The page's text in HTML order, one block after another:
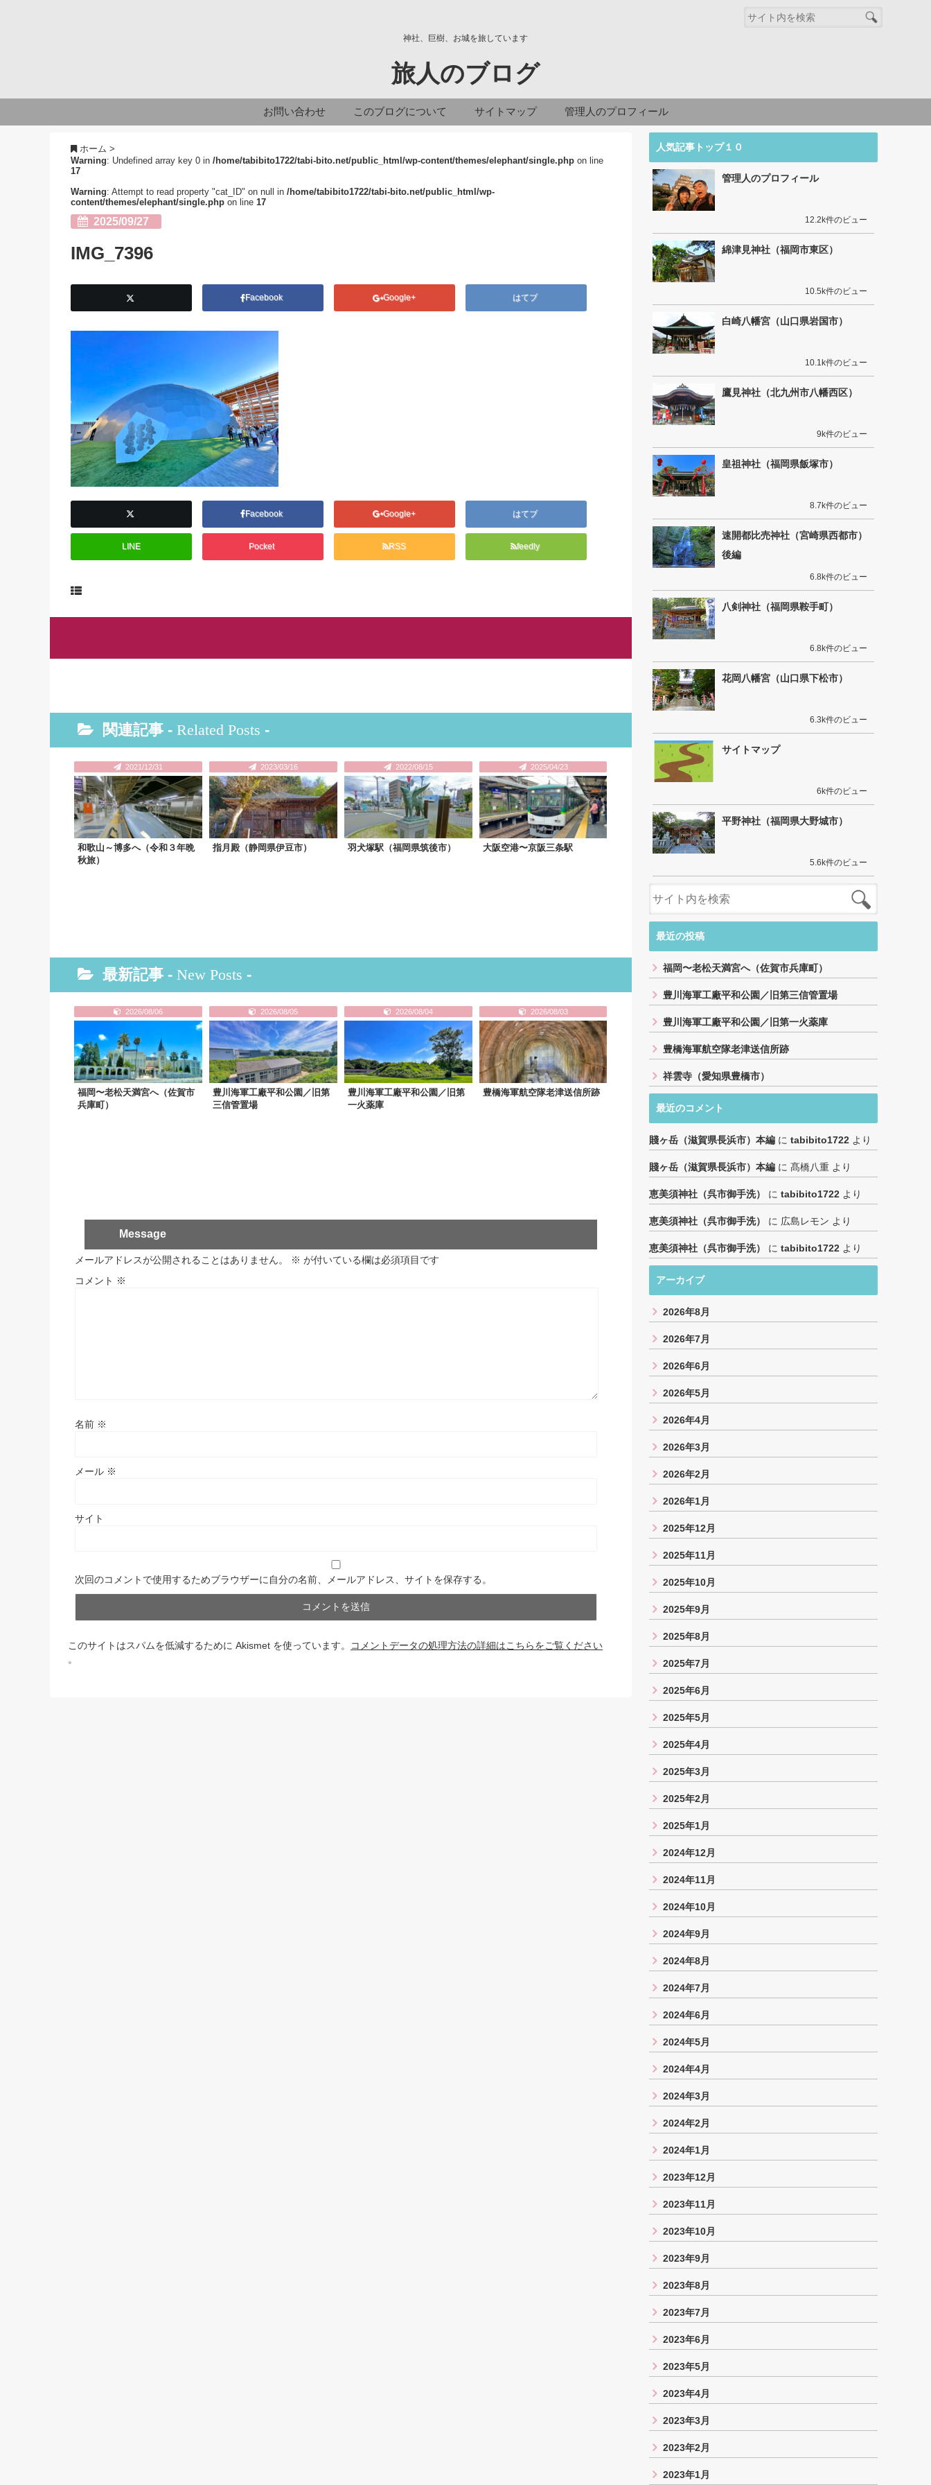
神社、巨樹、お城を旅しています
旅人のブログ
お問い合わせ このブログについて サイトマップ 管理人のプロフィール
ホーム >
Warning: Undefined array key 0 in /home/tabibito1722/tabi-bito.net/public_html/wp-content/themes/elephant/single.php on line
17
Warning: Attempt to read property "cat_ID" on null in /home/tabibito1722/tabi-bito.net/public_html/wp-
content/themes/elephant/single.php on line 17
2025/09/27
IMG_7396
Facebook Google+ はてブ
Facebook Google+ はてブ
LINE Pocket RSS feedly
関連記事 - Related Posts -
2021/12/31
和歌山～博多へ（令和３年晩
秋旅）
2023/03/16
指月殿（静岡県伊豆市）
2022/08/15
羽犬塚駅（福岡県筑後市）
2025/04/23
大阪空港〜京阪三条駅
最新記事 - New Posts -
2026/08/06
福岡〜老松天満宮へ（佐賀市
兵庫町）
2026/08/05
豊川海軍工廠平和公園／旧第
三信管置場
2026/08/04
豊川海軍工廠平和公園／旧第
一火薬庫
2026/08/03
豊橋海軍航空隊老津送信所跡
Message
メールアドレスが公開されることはありません。 ※ が付いている欄は必須項目です
コメント ※
名前 ※
メール ※
サイト
次回のコメントで使用するためブラウザーに自分の名前、メールアドレス、サイトを保存する。
このサイトはスパムを低減するために Akismet を使っています。
コメントデータの処理方法の詳細はこちらをご覧ください
。
人気記事トップ１０
管理人のプロフィール
12.2k件のビュー
綿津見神社（福岡市東区）
10.5k件のビュー
白崎八幡宮（山口県岩国市）
10.1k件のビュー
鷹見神社（北九州市八幡西区）
9k件のビュー
皇祖神社（福岡県飯塚市）
8.7k件のビュー
速開都比売神社（宮崎県西都市）
後編
6.8k件のビュー
八剣神社（福岡県鞍手町）
6.8k件のビュー
花岡八幡宮（山口県下松市）
6.3k件のビュー
サイトマップ
6k件のビュー
平野神社（福岡県大野城市）
5.6k件のビュー
最近の投稿
福岡〜老松天満宮へ（佐賀市兵庫町）
豊川海軍工廠平和公園／旧第三信管置場
豊川海軍工廠平和公園／旧第一火薬庫
豊橋海軍航空隊老津送信所跡
祥雲寺（愛知県豊橋市）
最近のコメント
賤ヶ岳（滋賀県長浜市）本編 に tabibito1722 より
賤ヶ岳（滋賀県長浜市）本編 に 髙橋八重 より
恵美須神社（呉市御手洗） に tabibito1722 より
恵美須神社（呉市御手洗） に 広島レモン より
恵美須神社（呉市御手洗） に tabibito1722 より
アーカイブ
2026年8月
2026年7月
2026年6月
2026年5月
2026年4月
2026年3月
2026年2月
2026年1月
2025年12月
2025年11月
2025年10月
2025年9月
2025年8月
2025年7月
2025年6月
2025年5月
2025年4月
2025年3月
2025年2月
2025年1月
2024年12月
2024年11月
2024年10月
2024年9月
2024年8月
2024年7月
2024年6月
2024年5月
2024年4月
2024年3月
2024年2月
2024年1月
2023年12月
2023年11月
2023年10月
2023年9月
2023年8月
2023年7月
2023年6月
2023年5月
2023年4月
2023年3月
2023年2月
2023年1月